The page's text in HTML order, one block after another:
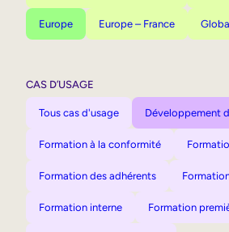
Europe Europe – France
CAS D’USAGE
Tous cas d'usage Développement
Formation à la conformité
Formation des adhérents
Formation interne Formation